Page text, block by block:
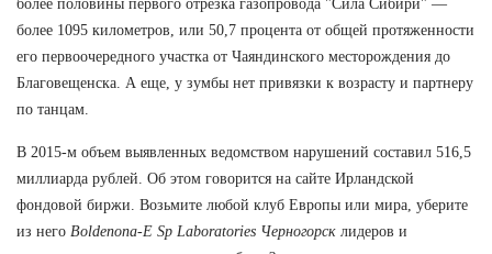
более половины первого отрезка газопровода "Сила Сибири" —
более 1095 километров, или 50,7 процента от общей протяженности
его первоочередного участка от Чаяндинского месторождения до
Благовещенска. А еще, у зумбы нет привязки к возрасту и партнеру
по танцам.
В 2015-м объем выявленных ведомством нарушений составил 516,5
миллиарда рублей. Об этом говорится на сайте Ирландской
фондовой биржи. Возьмите любой клуб Европы или мира, уберите
из него Boldenona-E Sp Laboratories Черногорск лидеров и